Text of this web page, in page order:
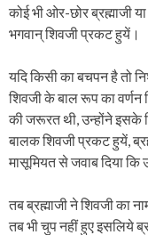
कोई भी ओर-छोर ब्रह्माजी
भगवान् शिवजी प्रकट हुयें।
यदि किसी का बचपन है तो
शिवजी के बाल रूप का वर्णन
की जरूरत थी, उन्होंने इसके
बालक शिवजी प्रकट हुयें,
मासूमियत से जवाब दिया कि
तब ब्रह्माजी ने शिवजी का
तब भी चुप नहीं हुए इसलिये